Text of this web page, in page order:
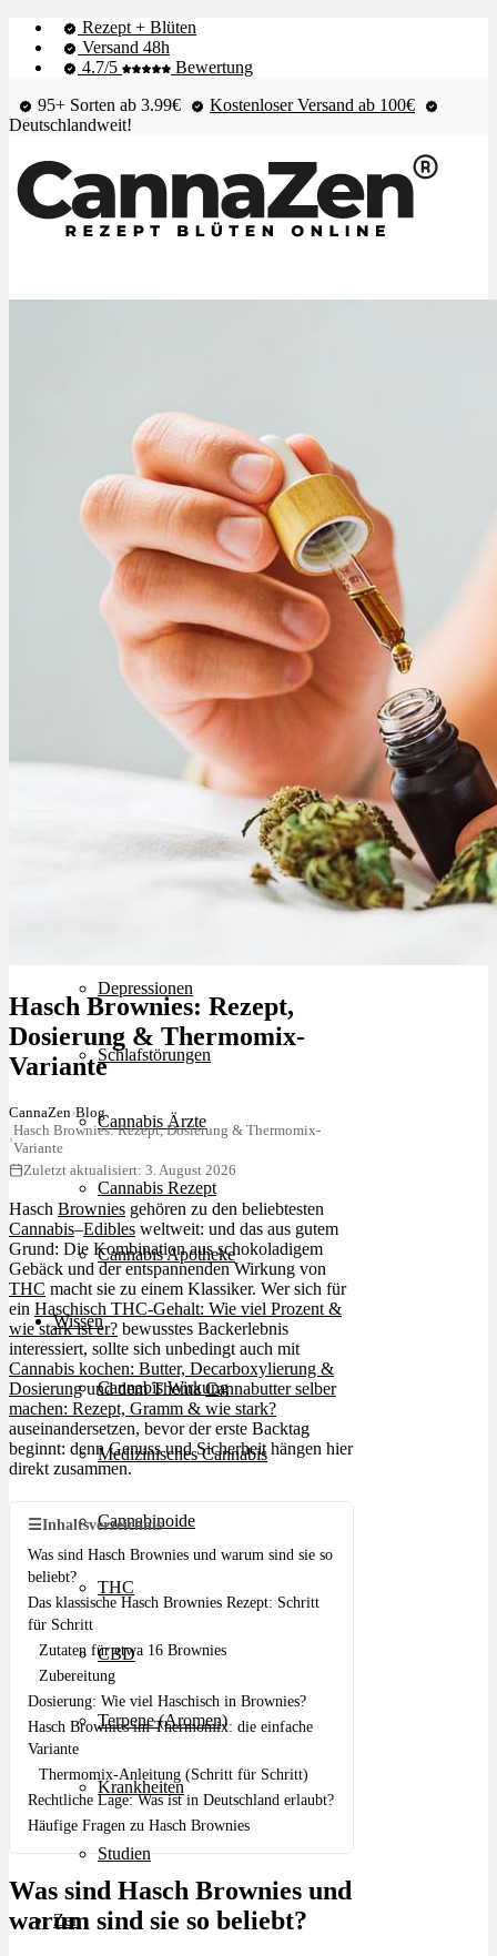
Rezept + Blüten
Versand 48h
4.7/5
Bewertung
95+ Sorten ab 3.99€
Kostenloser Versand ab 100€
Deutschlandweit!
Ablauf
Therapien
Alle Krankheiten
Chronische Schmerzen
Angststörungen
Depressionen
Schlafstörungen
Cannabis Ärzte
Cannabis Rezept
Cannabis Apotheke
Wissen
Cannabis Wirkung
Medizinisches Cannabis
Cannabinoide
THC
CBD
Terpene (Aromen)
Krankheiten
Studien
Zen
Hasch Brownies: Rezept,
Dosierung & Thermomix-
Variante
CannaZen›Blog
›
Hasch Brownies: Rezept, Dosierung & Thermomix-
Variante
Zuletzt aktualisiert: 3. August 2026
Hasch Brownies gehören zu den beliebtesten
Cannabis–Edibles weltweit: und das aus gutem
Grund: Die Kombination aus schokoladigem
Gebäck und der entspannenden Wirkung von
THC macht sie zu einem Klassiker. Wer sich für
ein Haschisch THC-Gehalt: Wie viel Prozent &
wie stark ist er? bewusstes Backerlebnis
interessiert, sollte sich unbedingt auch mit
Cannabis kochen: Butter, Decarboxylierung &
Dosierungund dem ThemaCannabutter selber
machen: Rezept, Gramm & wie stark?
auseinandersetzen, bevor der erste Backtag
beginnt: denn Genuss und Sicherheit hängen hier
direkt zusammen.
☰Inhaltsverzeichnis
Was sind Hasch Brownies und warum sind sie so
beliebt?
Das klassische Hasch Brownies Rezept: Schritt
für Schritt
Zutaten für etwa 16 Brownies
Zubereitung
Dosierung: Wie viel Haschisch in Brownies?
Hasch Brownies im Thermomix: die einfache
Variante
Thermomix-Anleitung (Schritt für Schritt)
Rechtliche Lage: Was ist in Deutschland erlaubt?
Häufige Fragen zu Hasch Brownies
Was sind Hasch Brownies und
warum sind sie so beliebt?